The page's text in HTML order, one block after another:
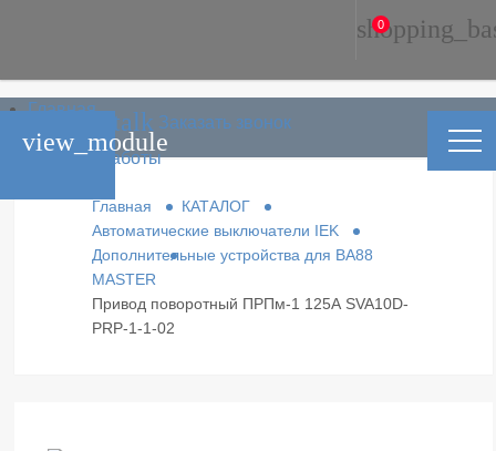
phone_in_talk Заказать звонок
Главная
Каталог
Условия работы
0
Главная
КАТАЛОГ
Автоматические выключатели IEK
Дополнительные устройства для ВА88
MASTER
Привод поворотный ПРПм-1 125А SVA10D-
PRP-1-1-02
view_module